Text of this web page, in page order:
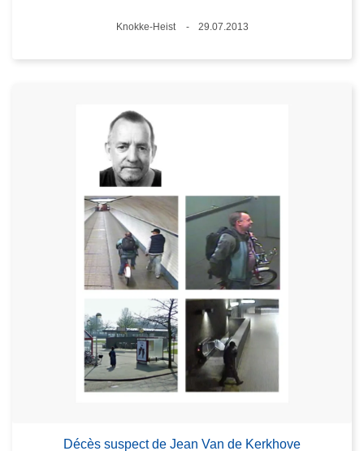
Lieux
Knokke-Heist
29.07.2013
Décès suspect de Jean Van de Kerkhove